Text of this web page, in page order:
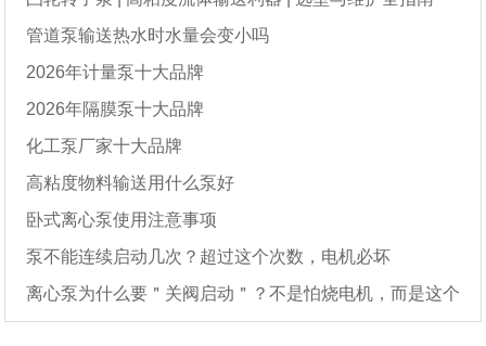
管道泵输送热水时水量会变小吗
2026年计量泵十大品牌
2026年隔膜泵十大品牌
化工泵厂家十大品牌
高粘度物料输送用什么泵好
卧式离心泵使用注意事项
泵不能连续启动几次？超过这个次数，电机必坏
离心泵为什么要＂关阀启动＂？不是怕烧电机，而是这个